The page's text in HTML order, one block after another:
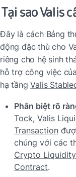
Tại sao Valis
Đây là cách Bảng
động đặc thù cho
riêng cho hệ sinh
hỗ trợ công việc
hạ tầng Valis
Phân biệt rõ
Tock, Valis
Transaction
chúng với các
Crypto
Contract.